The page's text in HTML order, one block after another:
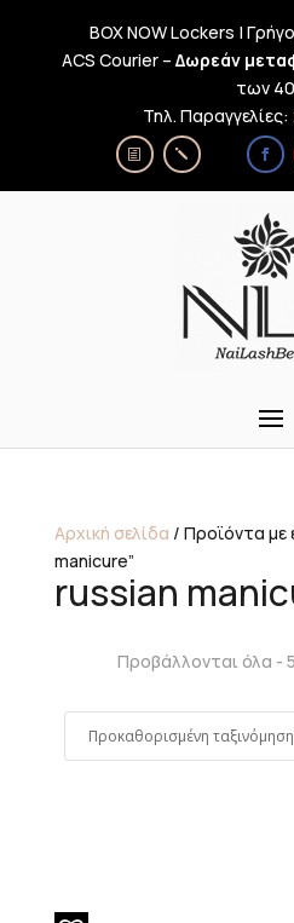
BOX NOW Lockers |
ACS Courier –Δωρεάν
των
Τηλ. Παραγγελίες:
Αρχική σελίδα / Προϊόντα με
manicure”
russian
Προβάλλονται όλα -